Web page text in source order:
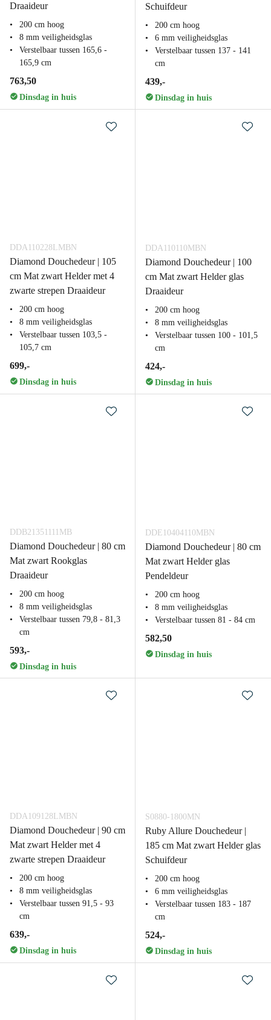
Draaideur
200 cm hoog
8 mm veiligheidsglas
Verstelbaar tussen 165,6 -
165,9 cm
763,50
Dinsdag in huis
Schuifdeur
200 cm hoog
6 mm veiligheidsglas
Verstelbaar tussen 137 - 141
cm
439,-
Dinsdag in huis
DDA110228LMBN
Diamond Douchedeur | 105
cm Mat zwart Helder met 4
zwarte strepen Draaideur
200 cm hoog
8 mm veiligheidsglas
Verstelbaar tussen 103,5 -
105,7 cm
699,-
Dinsdag in huis
DDA110110MBN
Diamond Douchedeur | 100
cm Mat zwart Helder glas
Draaideur
200 cm hoog
8 mm veiligheidsglas
Verstelbaar tussen 100 - 101,5
cm
424,-
Dinsdag in huis
DDB21351111MB
Diamond Douchedeur | 80 cm
Mat zwart Rookglas
Draaideur
200 cm hoog
8 mm veiligheidsglas
Verstelbaar tussen 79,8 - 81,3
cm
593,-
Dinsdag in huis
DDE10404110MBN
Diamond Douchedeur | 80 cm
Mat zwart Helder glas
Pendeldeur
200 cm hoog
8 mm veiligheidsglas
Verstelbaar tussen 81 - 84 cm
582,50
Dinsdag in huis
DDA109128LMBN
Diamond Douchedeur | 90 cm
Mat zwart Helder met 4
zwarte strepen Draaideur
200 cm hoog
8 mm veiligheidsglas
Verstelbaar tussen 91,5 - 93
cm
639,-
Dinsdag in huis
S0880-1800MN
Ruby Allure Douchedeur |
185 cm Mat zwart Helder glas
Schuifdeur
200 cm hoog
6 mm veiligheidsglas
Verstelbaar tussen 183 - 187
cm
524,-
Dinsdag in huis